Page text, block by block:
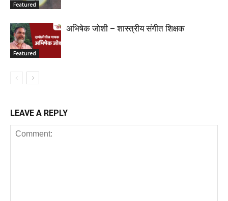
Featured
Featured
अभिषेक जोशी – शास्त्रीय संगीत शिक्षक
LEAVE A REPLY